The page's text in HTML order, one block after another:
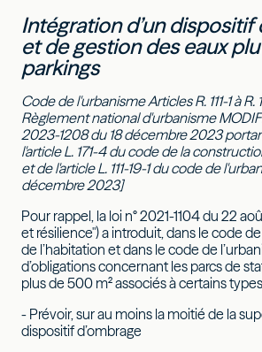
Intégration d’un dispositif
et de gestion des eaux
parkings
Code de l'urbanisme Articles R. 111-1 à R.
Règlement national d'urbanisme
2023-1208 du 18 décembre 2023
l'article L. 171-4 du code de la
et de l'article L. 111-19-1 du code de
décembre 2023]
Pour rappel, la loi n° 2021-1104 du 22
et résilience") a introduit, dans le code
de l’habitation et dans le code de
d’obligations concernant les parcs de
plus de 500 m² associés à certains
- Prévoir, sur au moins la moitié de la
dispositif d’ombrage